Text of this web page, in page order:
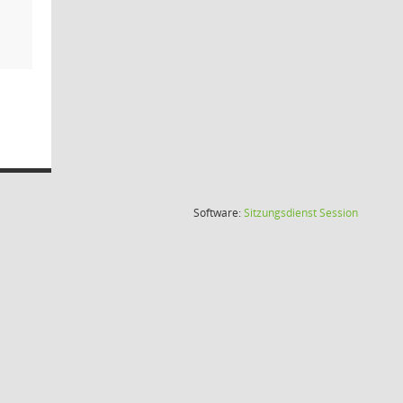
Software:SitzungsdienstSession(Wird in